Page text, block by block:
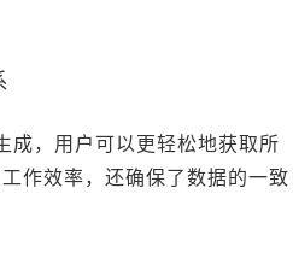
成，用户可以更轻松地获取所
作效率，还确保了数据的一致